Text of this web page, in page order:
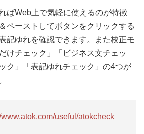
ばWeb上で気軽に使えるのが特徴
ペーストしてボタンをクリックする
記ゆれを確認できます。また校正モ
けチェック」「ビジネス文チェッ
ク」「表記ゆれチェック」の4つが
www.atok.com/useful/atokcheck